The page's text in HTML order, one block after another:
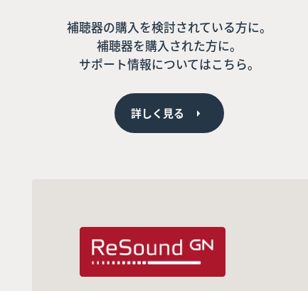
補聴器の購入を検討されている方に。
補聴器を購入された方に。
サポート情報についてはこちら。
詳しく見る